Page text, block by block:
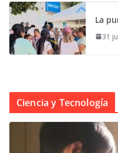
La
31
Ciencia y Tecnología